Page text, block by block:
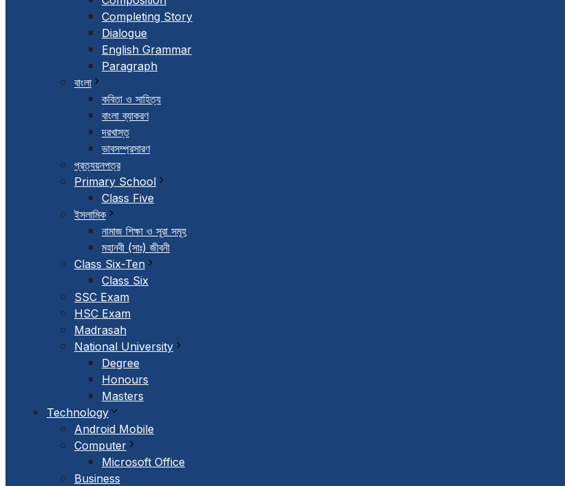
Completing Story
Dialogue
English Grammar
Paragraph
বাংলা
কবিতা ও সাহিত্য
বাংলা ব্যাকরণ
দরখাস্ত
ভাবসম্প্রসারণ
প্রত্যয়নপত্র
Primary School
Class Five
ইসলামিক
নামাজ শিক্ষা ও সূরা সমূহ
মহানবী (সাঃ) জীবনী
Class Six-Ten
Class Six
SSC Exam
HSC Exam
Madrasah
National University
Degree
Honours
Masters
Technology
Android Mobile
Computer
Microsoft Office
Business